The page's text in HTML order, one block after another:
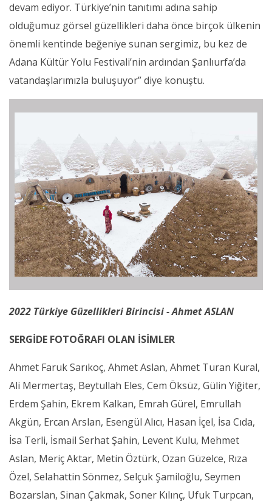
devam ediyor. Türkiye’nin tanıtımı adına sahip
olduğumuz görsel güzellikleri daha önce birçok ülkenin
önemli kentinde beğeniye sunan sergimiz, bu kez de
Adana Kültür Yolu Festivali’nin ardından Şanlıurfa’da
vatandaşlarımızla buluşuyor” diye konuştu.
2022 Türkiye Güzellikleri Birincisi - Ahmet ASLAN
SERGİDE FOTOĞRAFI OLAN İSİMLER
Ahmet Faruk Sarıkoç, Ahmet Aslan, Ahmet Turan Kural,
Ali Mermertaş, Beytullah Eles, Cem Öksüz, Gülin Yiğiter,
Erdem Şahin, Ekrem Kalkan, Emrah Gürel, Emrullah
Akgün, Ercan Arslan, Esengül Alıcı, Hasan İçel, İsa Cıda,
İsa Terli, İsmail Serhat Şahin, Levent Kulu, Mehmet
Aslan, Meriç Aktar, Metin Öztürk, Ozan Güzelce, Rıza
Özel, Selahattin Sönmez, Selçuk Şamiloğlu, Seymen
Bozarslan, Sinan Çakmak, Soner Kılınç, Ufuk Turpcan,